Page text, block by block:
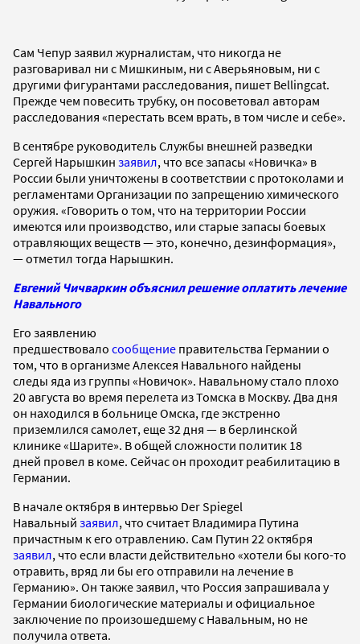
Сам Чепур заявил журналистам, что никогда не
разговаривал ни с Мишкиным, ни с Аверьяновым, ни с
другими фигурантами расследования, пишет Bellingcat.
Прежде чем повесить трубку, он посоветовал авторам
расследования «перестать всем врать, в том числе и себе».
В сентябре руководитель Службы внешней разведки
Сергей Нарышкин заявил, что все запасы «Новичка» в
России были уничтожены в соответствии с протоколами и
регламентами Организации по запрещению химического
оружия. «Говорить о том, что на территории России
имеются или производство, или старые запасы боевых
отравляющих веществ — это, конечно, дезинформация»,
— отметил тогда Нарышкин.
Евгений Чичваркин объяснил решение оплатить лечение
Навального
Его заявлению
предшествовало сообщение правительства Германии о
том, что в организме Алексея Навального найдены
следы яда из группы «Новичок». Навальному стало плохо
20 августа во время перелета из Томска в Москву. Два дня
он находился в больнице Омска, где экстренно
приземлился самолет, еще 32 дня — в берлинской
клинике «Шарите». В общей сложности политик 18
дней провел в коме. Сейчас он проходит реабилитацию в
Германии.
В начале октября в интервью Der Spiegel
Навальный заявил, что считает Владимира Путина
причастным к его отравлению. Сам Путин 22 октября
заявил, что если власти действительно «хотели бы кого-то
отравить, вряд ли бы его отправили на лечение в
Германию». Он также заявил, что Россия запрашивала у
Германии биологические материалы и официальное
заключение по произошедшему с Навальным, но не
получила ответа.